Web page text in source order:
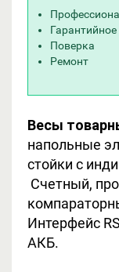
Поверка
Ремонт
Весы
напольные
стойки с
Счетный,
Интерфейс
АКБ.